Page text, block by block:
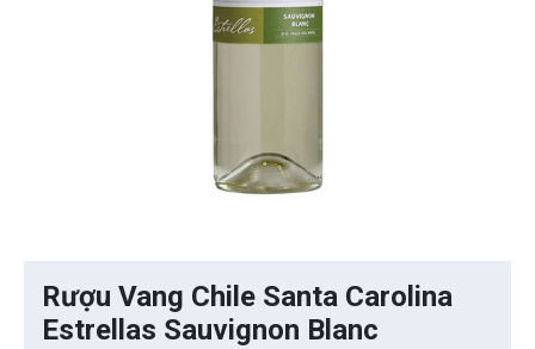
Rượu Vang Chile Santa Carolina
Estrellas Sauvignon Blanc